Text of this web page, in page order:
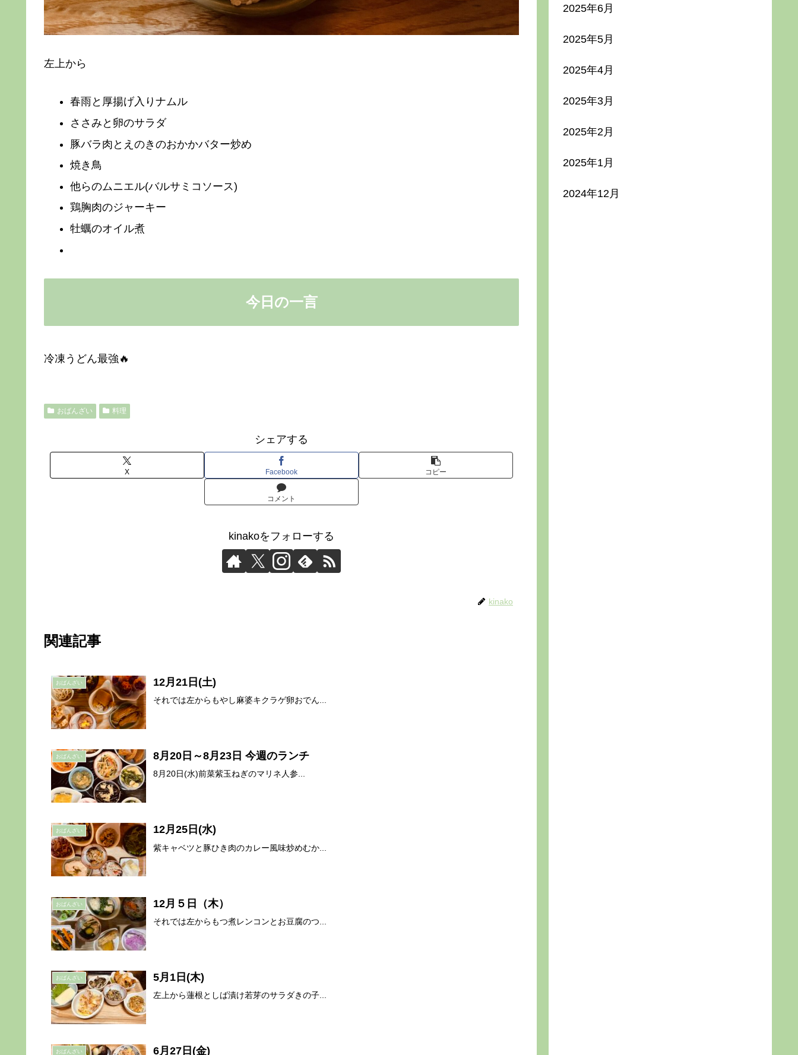
左上から
春雨と厚揚げ入りナムル
ささみと卵のサラダ
豚バラ肉とえのきのおかかバター炒め
焼き鳥
他らのムニエル(バルサミコソース)
鶏胸肉のジャーキー
牡蠣のオイル煮
今日の一言
冷凍うどん最強🔥
おばんざい 料理
シェアする
X Facebook コピー
コメント
kinakoをフォローする
kinako
関連記事
おばんざい 12月21日(土)
それでは左からもやし麻婆キクラゲ卵おでん...
おばんざい 8月20日～8月23日 今週のランチ
8月20日(水)前菜紫玉ねぎのマリネ人参...
おばんざい 12月25日(水)
紫キャベツと豚ひき肉のカレー風味炒めむか...
おばんざい 12月５日（木）
それでは左からもつ煮レンコンとお豆腐のつ...
おばんざい 5月1日(木)
左上から蓮根としば漬け若芽のサラダきの子...
おばんざい 6月27日(金)
2025年6月
2025年5月
2025年4月
2025年3月
2025年2月
2025年1月
2024年12月